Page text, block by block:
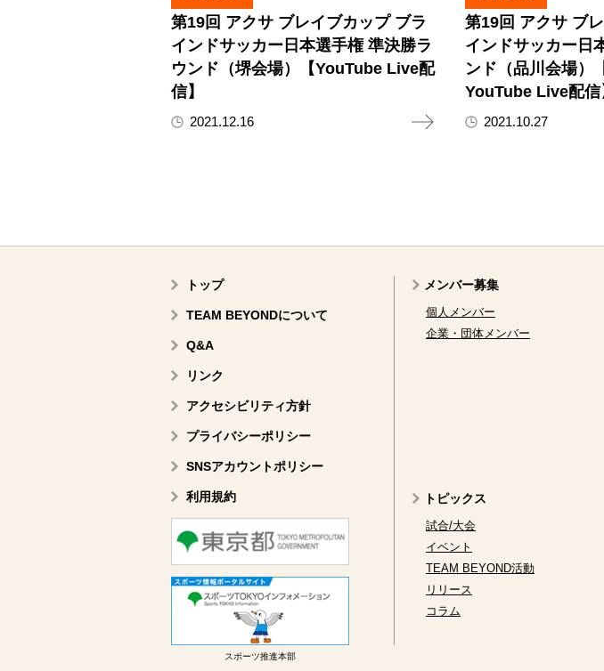
第19回 アクサ ブレイブカップ ブラ
インドサッカー日本選手権 準決勝ラ
ウンド（堺会場）【YouTube Live配
信】
2021.12.16
第19回 アクサ ブ
インドサッカー日
ンド（品川会場）
YouTube Live配信
2021.10.27
トップ
TEAM BEYONDについて
Q&A
リンク
アクセシビリティ方針
プライバシーポリシー
SNSアカウントポリシー
利用規約
スポーツ推進本部
メンバー募集
個人メンバー
企業・団体メンバー
トピックス
試合/大会
イベント
TEAM BEYOND活動
リリース
コラム